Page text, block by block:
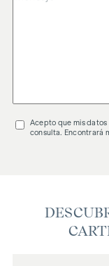
Acepto que mis datos
consulta. Encontrará